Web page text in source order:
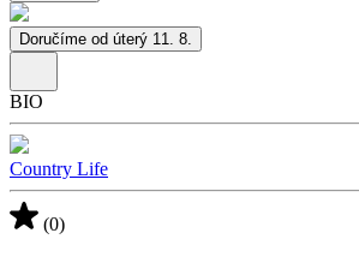
Doručíme od úterý 11. 8.
BIO
Country Life
(0)